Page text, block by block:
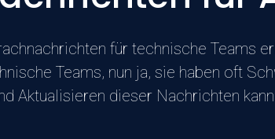
für technische Teams
Teams, nun ja, sie haben oft
Aktualisieren dieser Nachrichten